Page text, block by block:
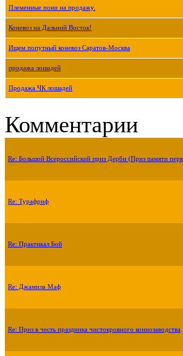
Племенные пони на продажу.
Коневоз на Дальний Восток!
Ищем попутный коневоз Саратов-Москва
продажа лошадей
Продажа ЧК лошадей
Комментарии
Re: Большой Всероссийский приз Дерби (Приз памяти
Re: Турафриф
Re: Практикал Бой
Re: Джамила Маф
Re: Приз в честь праздника чистокровного коннозаводства